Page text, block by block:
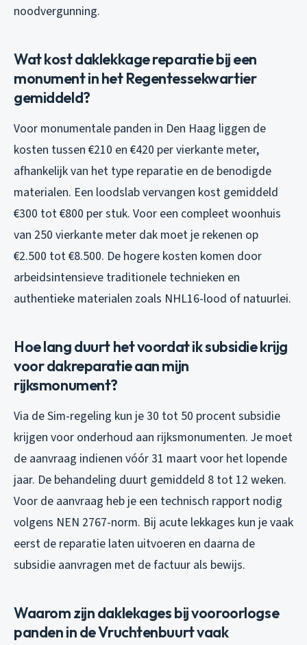
noodvergunning.
Wat kost daklekkage reparatie bij een
monument in het Regentessekwartier
gemiddeld?
Voor monumentale panden in Den Haag liggen de
kosten tussen €210 en €420 per vierkante meter,
afhankelijk van het type reparatie en de benodigde
materialen. Een loodslab vervangen kost gemiddeld
€300 tot €800 per stuk. Voor een compleet woonhuis
van 250 vierkante meter dak moet je rekenen op
€2.500 tot €8.500. De hogere kosten komen door
arbeidsintensieve traditionele technieken en
authentieke materialen zoals NHL16-lood of natuurlei.
Hoe lang duurt het voordat ik subsidie krijg
voor dakreparatie aan mijn
rijksmonument?
Via de Sim-regeling kun je 30 tot 50 procent subsidie
krijgen voor onderhoud aan rijksmonumenten. Je moet
de aanvraag indienen vóór 31 maart voor het lopende
jaar. De behandeling duurt gemiddeld 8 tot 12 weken.
Voor de aanvraag heb je een technisch rapport nodig
volgens NEN 2767-norm. Bij acute lekkages kun je vaak
eerst de reparatie laten uitvoeren en daarna de
subsidie aanvragen met de factuur als bewijs.
Waarom zijn daklekages bij vooroorlogse
panden in de Vruchtenbuurt vaak